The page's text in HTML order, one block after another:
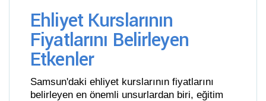
Ehliyet Kurslarının
Fiyatlarını Belirleyen
Etkenler
Samsun'daki ehliyet kurslarının fiyatlarını
belirleyen en önemli unsurlardan biri, eğitim